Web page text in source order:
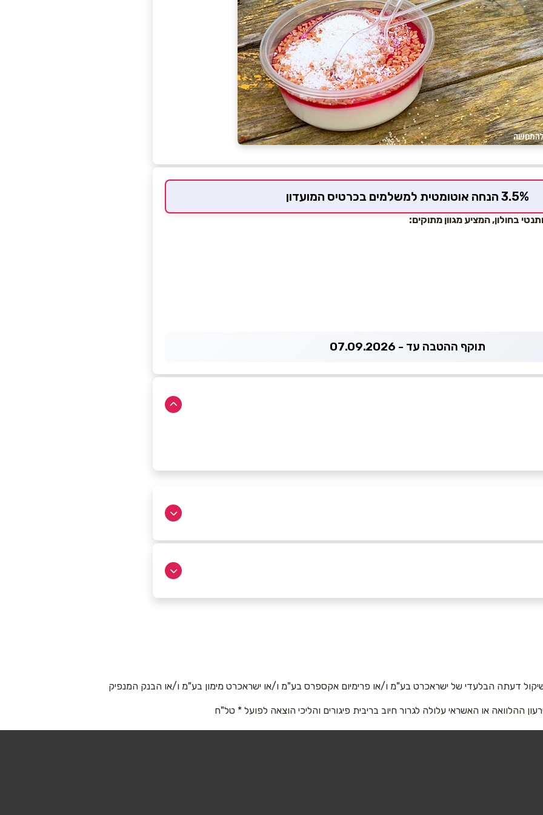
3.5% הנחה אוטומטית למשלמים בכרטיס המועדון
בחולון, המציע מגוון מתוקים:
תוקף ההטבה עד - 07.09.2026
אימייל
דעתה הבלעדי של ישראכרט בע"מ ו/או פרימיום אקספרס בע"מ ו/או ישראכרט מימון בע"מ ו/או הבנק המנפיק
ההלוואה או האשראי עלולה לגרור חיוב בריבית פיגורים והליכי הוצאה לפועל * טל"ח